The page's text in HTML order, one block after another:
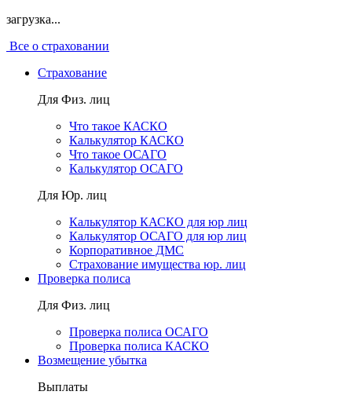
загрузка...
Все о страховании
Страхование
Для Физ. лиц
Что такое КАСКО
Калькулятор КАСКО
Что такое ОСАГО
Калькулятор ОСАГО
Для Юр. лиц
Калькулятор КАСКО для юр лиц
Калькулятор ОСАГО для юр лиц
Корпоративное ДМС
Страхование имущества юр. лиц
Проверка полиса
Для Физ. лиц
Проверка полиса ОСАГО
Проверка полиса КАСКО
Возмещение убытка
Выплаты